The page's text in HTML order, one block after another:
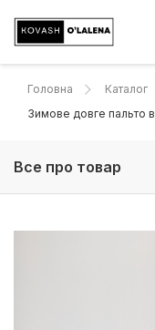
Головна Каталог
Зимове довге пальто
Все про товар